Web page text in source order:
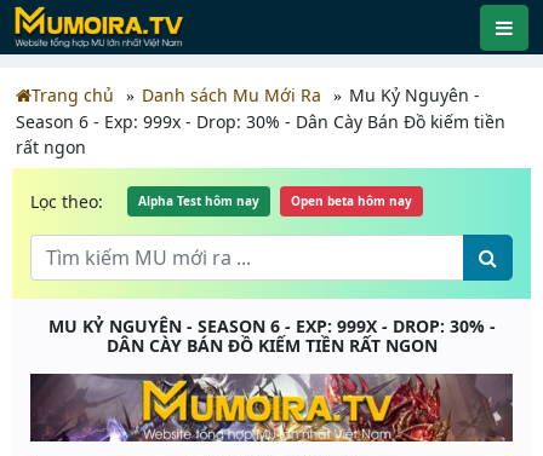
Trang chủ Danh sách Mu Mới Ra
Mu Kỷ Nguyên -
Season 6 - Exp: 999x - Drop: 30% - Dân Cày Bán Đồ kiếm tiền
rất ngon
Lọc theo: Alpha Test hôm nay Open beta hôm nay
MU KỶ NGUYÊN - SEASON 6 - EXP: 999X - DROP: 30% -
DÂN CÀY BÁN ĐỒ KIẾM TIỀN RẤT NGON